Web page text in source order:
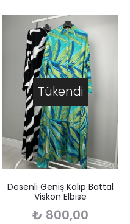
Tükendi
Desenli Geniş Kalıp Battal
Viskon Elbise
₺ 800,00